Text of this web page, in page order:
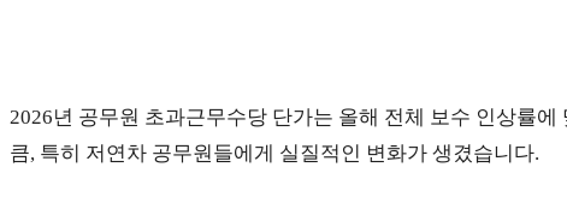
2026년 공무원 초과근무수당 단가는 올해 전체 보수 인상률
큼, 특히 저연차 공무원들에게 실질적인 변화가 생겼습니다.